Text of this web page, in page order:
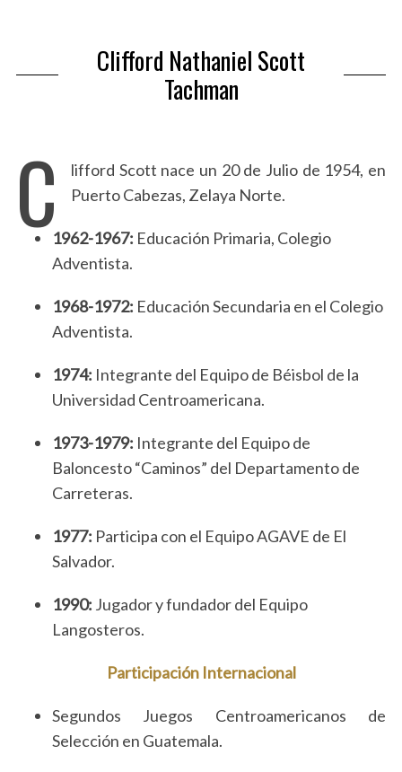
Clifford Nathaniel Scott
Tachman
C
lifford Scott nace un 20 de Julio de 1954, en
Puerto Cabezas, Zelaya Norte.
1962-1967: Educación Primaria, Colegio
Adventista.
1968-1972: Educación Secundaria en el Colegio
Adventista.
1974: Integrante del Equipo de Béisbol de la
Universidad Centroamericana.
1973-1979: Integrante del Equipo de
Baloncesto “Caminos” del Departamento de
Carreteras.
1977: Participa con el Equipo AGAVE de El
Salvador.
1990: Jugador y fundador del Equipo
Langosteros.
Participación Internacional
Segundos Juegos Centroamericanos de
Selección en Guatemala.